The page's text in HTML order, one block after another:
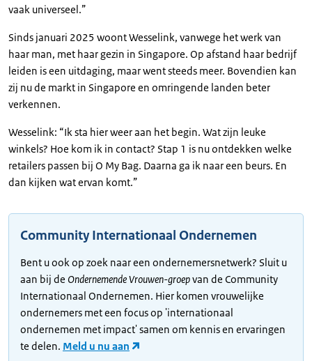
vaak universeel.”
Sinds januari 2025 woont Wesselink, vanwege het werk van
haar man, met haar gezin in Singapore. Op afstand haar bedrijf
leiden is een uitdaging, maar went steeds meer. Bovendien kan
zij nu de markt in Singapore en omringende landen beter
verkennen.
Wesselink: “Ik sta hier weer aan het begin. Wat zijn leuke
winkels? Hoe kom ik in contact? Stap 1 is nu ontdekken welke
retailers passen bij O My Bag. Daarna ga ik naar een beurs. En
dan kijken wat ervan komt.”
Community Internationaal Ondernemen
Bent u ook op zoek naar een ondernemersnetwerk? Sluit u
aan bij de Ondernemende Vrouwen-groepvan de Community
Internationaal Ondernemen. Hier komen vrouwelijke
ondernemers met een focus op 'internationaal
ondernemen met impact' samen om kennis en ervaringen
te delen. Meld u nu aan